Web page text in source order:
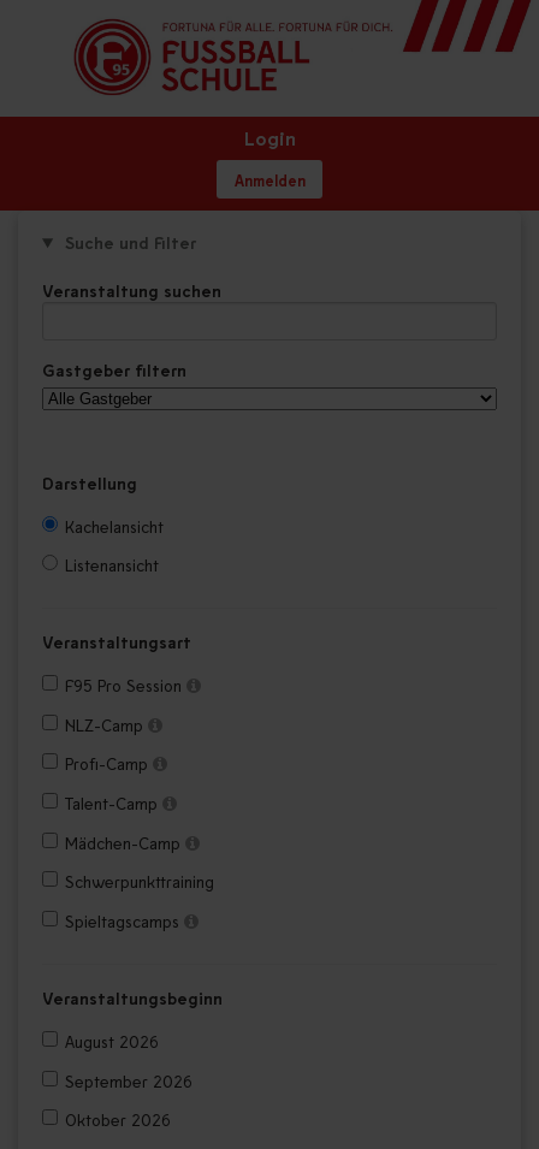
Login
Anmelden
Suche und Filter
Veranstaltung suchen
Gastgeber filtern
Darstellung
Kachelansicht
Listenansicht
Veranstaltungsart
F95 Pro Session
NLZ-Camp
Profi-Camp
Talent-Camp
Mädchen-Camp
Schwerpunkttraining
Spieltagscamps
Veranstaltungsbeginn
August 2026
September 2026
Oktober 2026